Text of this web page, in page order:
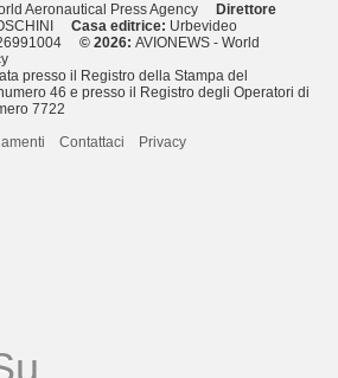
Aeronautical Press Agency
Direttore
Casa editrice: Urbevideo
© 2026: AVIONEWS - World
presso il Registro della Stampa del
46 e presso il Registro degli Operatori di
7722
Contattaci
Privacy